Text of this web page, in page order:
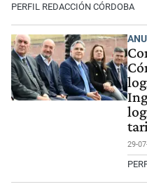
PERFIL REDACCIÓN CÓRDOBA
29-